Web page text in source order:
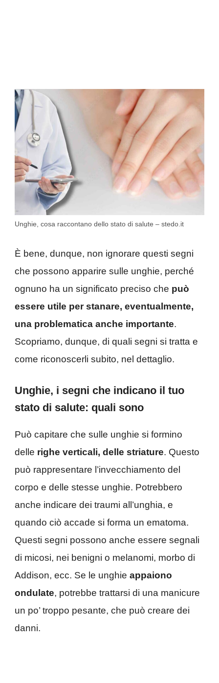
Unghie, cosa raccontano dello stato di salute – stedo.it
È bene, dunque, non ignorare questi segni
che possono apparire sulle unghie, perché
ognuno ha un significato preciso che può
essere utile per stanare, eventualmente,
una problematica anche importante.
Scopriamo, dunque, di quali segni si tratta e
come riconoscerli subito, nel dettaglio.
Unghie, i segni che indicano il tuo
stato di salute: quali sono
Può capitare che sulle unghie si formino
delle righe verticali, delle striature. Questo
può rappresentare l’invecchiamento del
corpo e delle stesse unghie. Potrebbero
anche indicare dei traumi all’unghia, e
quando ciò accade si forma un ematoma.
Questi segni possono anche essere segnali
di micosi, nei benigni o melanomi, morbo di
Addison, ecc. Se le unghie appaiono
ondulate, potrebbe trattarsi di una manicure
un po’ troppo pesante, che può creare dei
danni.